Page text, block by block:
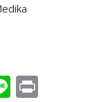
Line